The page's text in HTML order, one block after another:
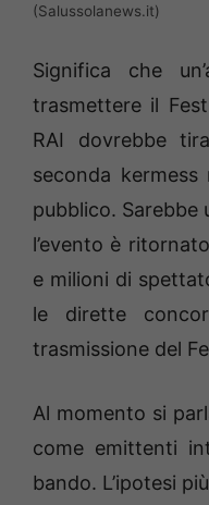
(Salussolanews.it)
Significa che
trasmettere il
RAI dovrebbe
seconda kermess
pubblico.
l’evento è
e milioni di
le dirette
trasmissione del
Al momento si
come emittenti
bando. L’ipotesi